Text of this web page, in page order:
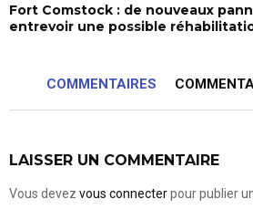
Fort Comstock : de nouveaux
entrevoir une possible
COMMENTAIRES
LAISSER UN COMMENTAIRE
Vous devez vous connecterpour publier